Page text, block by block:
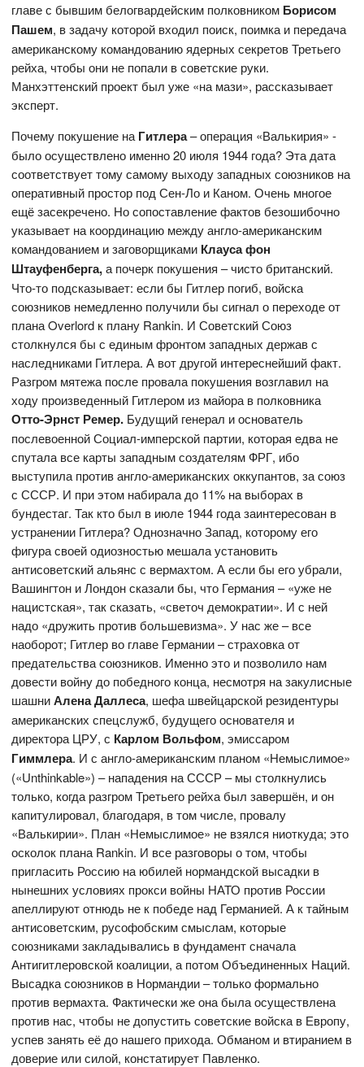
главе с бывшим белогвардейским полковником Борисом
Пашем, в задачу которой входил поиск, поимка и передача
американскому командованию ядерных секретов Третьего
рейха, чтобы они не попали в советские руки.
Манхэттенский проект был уже «на мази», рассказывает
эксперт.
Почему покушение на Гитлера– операция «Валькирия» -
было осуществлено именно 20 июля 1944 года? Эта дата
соответствует тому самому выходу западных союзников на
оперативный простор под Сен-Ло и Каном. Очень многое
ещё засекречено. Но сопоставление фактов безошибочно
указывает на координацию между англо-американским
командованием и заговорщиками Клауса фон
Штауфенберга,а почерк покушения – чисто британский.
Что-то подсказывает: если бы Гитлер погиб, войска
союзников немедленно получили бы сигнал о переходе от
плана Overlord к плану Rankin. И Советский Союз
столкнулся бы с единым фронтом западных держав с
наследниками Гитлера. А вот другой интереснейший факт.
Разгром мятежа после провала покушения возглавил на
ходу произведенный Гитлером из майора в полковника
Отто-Эрнст Ремер. Будущий генерал и основатель
послевоенной Социал-имперской партии, которая едва не
спутала все карты западным создателям ФРГ, ибо
выступила против англо-американских оккупантов, за союз
с СССР. И при этом набирала до 11% на выборах в
бундестаг. Так кто был в июле 1944 года заинтересован в
устранении Гитлера? Однозначно Запад, которому его
фигура своей одиозностью мешала установить
антисоветский альянс с вермахтом. А если бы его убрали,
Вашингтон и Лондон сказали бы, что Германия – «уже не
нацистская», так сказать, «светоч демократии». И с ней
надо «дружить против большевизма». У нас же – все
наоборот; Гитлер во главе Германии – страховка от
предательства союзников. Именно это и позволило нам
довести войну до победного конца, несмотря на закулисные
шашниАлена Даллеса, шефа швейцарской резидентуры
американских спецслужб, будущего основателя и
директора ЦРУ, с Карлом Вольфом, эмиссаром
Гиммлера. И с англо-американским планом «Немыслимое»
(«Unthinkable») – нападения на СССР – мы столкнулись
только, когда разгром Третьего рейха был завершён, и он
капитулировал, благодаря, в том числе, провалу
«Валькирии». План «Немыслимое» не взялся ниоткуда; это
осколок плана Rankin. И все разговоры о том, чтобы
пригласить Россию на юбилей нормандской высадки в
нынешних условиях прокси войны НАТО против России
апеллируют отнюдь не к победе над Германией. А к тайным
антисоветским, русофобским смыслам, которые
союзниками закладывались в фундамент сначала
Антигитлеровской коалиции, а потом Объединенных Наций.
Высадка союзников в Нормандии – только формально
против вермахта. Фактически же она была осуществлена
против нас, чтобы не допустить советские войска в Европу,
успев занять её до нашего прихода. Обманом и втиранием в
доверие или силой, констатирует Павленко.